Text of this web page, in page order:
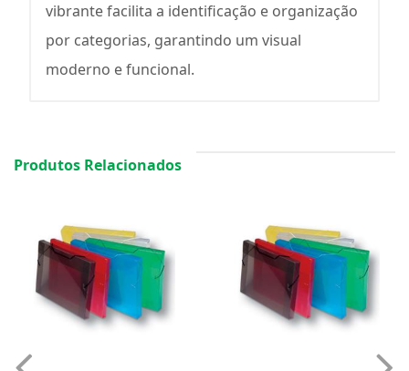
vibrante facilita a identificação e organização
por categorias, garantindo um visual
moderno e funcional.
Produtos Relacionados